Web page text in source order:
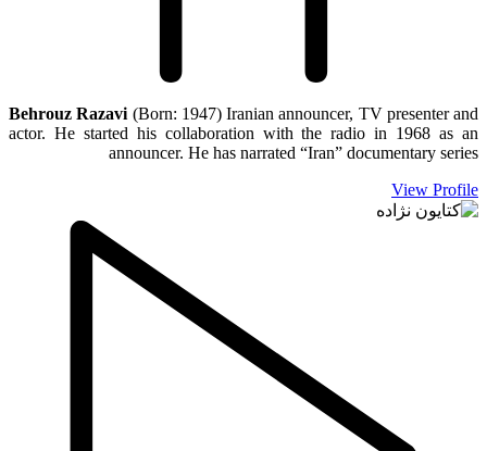
Behrouz Razavi (Born: 1947) Iranian announcer, TV presenter and
actor. He started his collaboration with the radio in 1968 as an
announcer. He has narrated “Iran” documentary series
View Profile